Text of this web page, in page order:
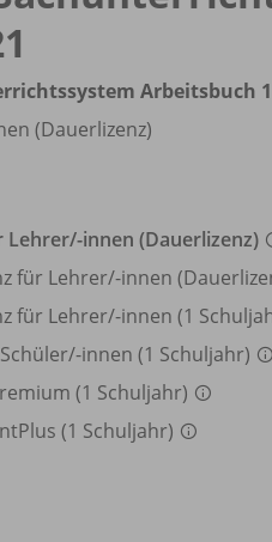
Arbeitsbuch 1
(Dauerlizenz)
Lehrer/-innen (Dauerlizenz)
für Lehrer/-innen
für Lehrer/-innen (1
-innen (1 Schuljahr)
(1 Schuljahr)
(1 Schuljahr)